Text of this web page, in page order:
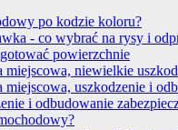
po kodzie koloru?
- co wybrać na rysy i
powierzchnie
miejscowa, niewielkie
miejscowa, uszkodzenie i
i odbudowanie